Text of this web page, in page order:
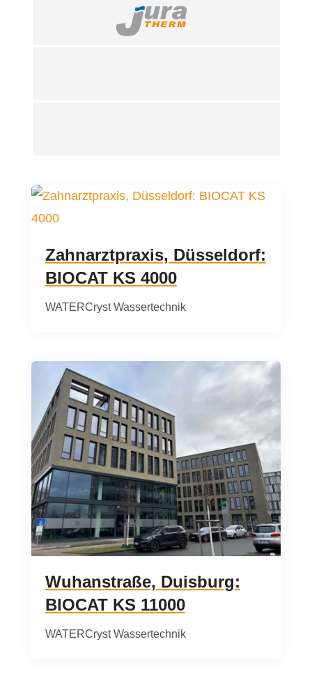
Juratherm
Zahnarztpraxis, Düsseldorf:
BIOCAT KS 4000
WATERCryst Wassertechnik
Wuhanstraße, Duisburg:
BIOCAT KS 11000
WATERCryst Wassertechnik